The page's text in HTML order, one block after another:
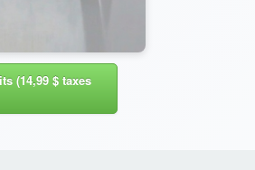
(14,99 $ taxes